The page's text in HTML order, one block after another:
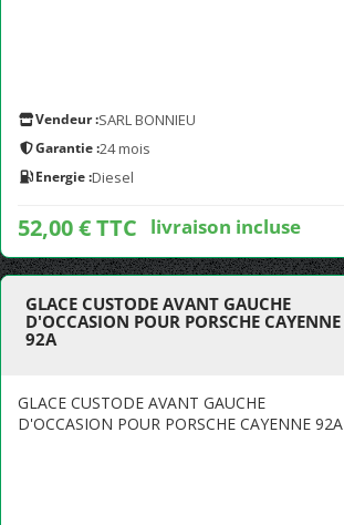
Vendeur :SARL BONNIEU
Garantie :24 mois
Energie :Diesel
52,00 € TTC livraison incluse
GLACE CUSTODE AVANT GAUCHE
D'OCCASION POUR PORSCHE CAYENNE
92A
GLACE CUSTODE AVANT GAUCHE
D'OCCASION POUR PORSCHE CAYENNE 92A